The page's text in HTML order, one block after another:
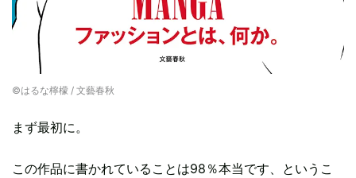
©︎はるな檸檬 / 文藝春秋
まず最初に。
この作品に書かれていることは98％本当です、というこ